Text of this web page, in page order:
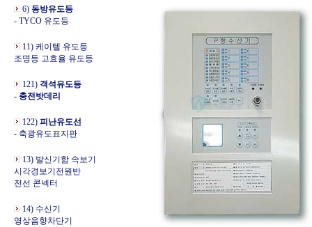
6) 동방유도등
- TYCO 유도등
11) 케이텔 유도등
조명등 고효율 유도등
121) 객석유도등
- 충전밧데리
122) 피난유도선
- 축광유도표지판
13) 발신기함 속보기
시각경보기전원반
전선 콘넥터
14) 수신기
영상음향차단기